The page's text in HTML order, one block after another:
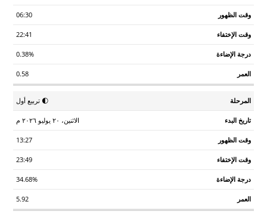
06:30
22:41
0.38%
0.58
🌓 تربيع أول
الاثنين، ٢٠ يوليو ٢٠٢٦ م
13:27
23:49
34.68%
5.92